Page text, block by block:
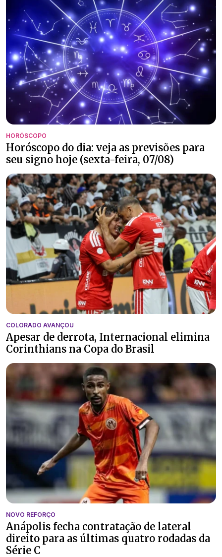
HORÓSCOPO
Horóscopo do dia: veja as previsões para
seu signo hoje (sexta-feira, 07/08)
COLORADO AVANÇOU
Apesar de derrota, Internacional elimina
Corinthians na Copa do Brasil
NOVO REFORÇO
Anápolis fecha contratação de lateral
direito para as últimas quatro rodadas da
Série C